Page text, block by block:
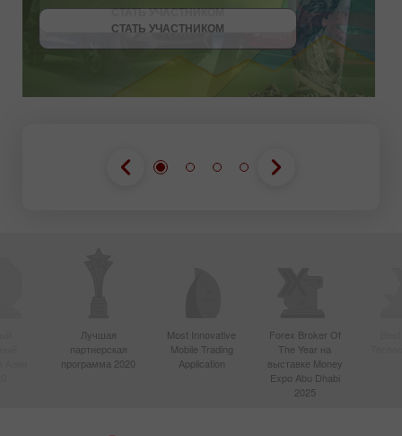
СТАТЬ УЧАСТНИКОМ
СТАТЬ УЧАСТНИКОМ
ПОЛУЧИТЬ БОНУС
Лучшая
партнерская
программа 2020
Most Innovative
Mobile Trading
Application
Forex Broker Of
The Year на
выставке Money
Expo Abu Dhabi
2025